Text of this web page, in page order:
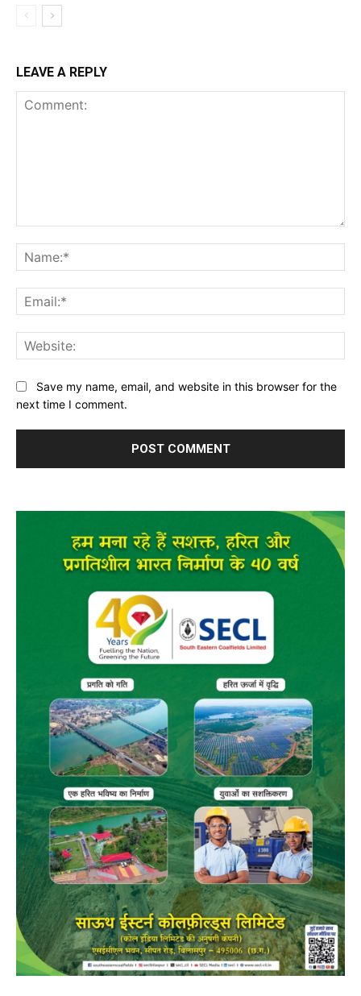
LEAVE A REPLY
Save my name, email, and website in this browser for the
next time I comment.